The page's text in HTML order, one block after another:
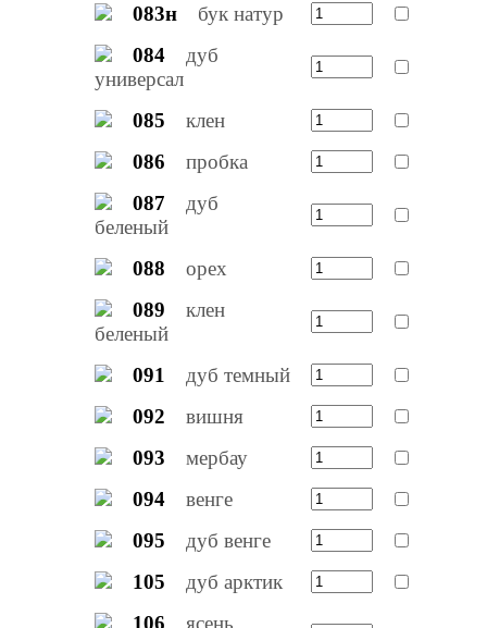
083н
бук натур
084
дуб
универсал
085
клен
086
пробка
087
дуб
беленый
088
орех
089
клен
беленый
091
дуб темный
092
вишня
093
мербау
094
венге
095
дуб венге
105
дуб арктик
106
ясень